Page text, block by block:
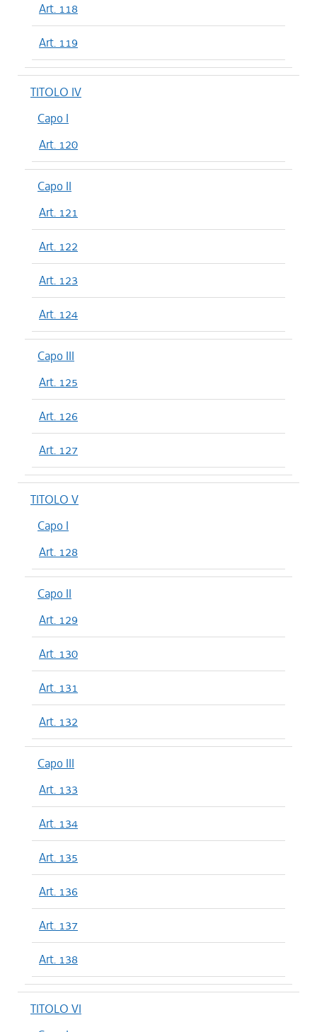
Art. 118
Art. 119
TITOLO IV
Capo I
Art. 120
Capo II
Art. 121
Art. 122
Art. 123
Art. 124
Capo III
Art. 125
Art. 126
Art. 127
TITOLO V
Capo I
Art. 128
Capo II
Art. 129
Art. 130
Art. 131
Art. 132
Capo III
Art. 133
Art. 134
Art. 135
Art. 136
Art. 137
Art. 138
TITOLO VI